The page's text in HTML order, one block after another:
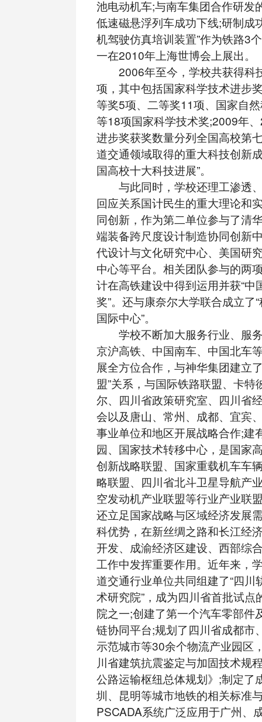
池电动机车;与南车集团合作研发
低速磁悬浮列车成功下线;研制成
机驾驶仿真培训装置”作为铁路3
一在2010年上海世博会上展出。
2006年至今，学校共获得科
项，其中包括国家科学技术进步
等奖5项、二等奖11项、国家自
等18项国家科学技术奖;2009年
进步奖获奖数量分列全国高校第
道交通领域取得的重大科技创新
国高校十大科技进展”。
与此同时，学校还理工渗透
回应关系国计民生的重大理论和
同创新，作为第二单位参与了清
端装备跨尺度设计制造协同创新
代设计与文化研究中心、美国研
中心等平台。相关团队参与的两
计在高铁建设中得到运用并获“中
奖”。还与康奈尔大学联合成立了
国际中心”。
学校不断加大服务行业、服
京沪高铁、中国南车、中国北车
展全方位合作，与神华集团建立
盟”关系，与国际铁路联盟、卡特
尔、四川省政策研究室、四川省
会以及唐山、常州、成都、宜宾
事业单位和地区开展战略合作;建
园、国家技术转移中心，是国家
创新战略联盟、国家重载机车车
略联盟、四川省北斗卫星导航产
空发动机产业联盟等行业产业联
还立足国家战略与区域经济发展
科优势，在新丝绸之路和长江经
开发、成渝经济区建设、西部综
工作中发挥重要作用。近年来，
道交通行业单位共同组建了“四川
术研究院”，成为四川省首批试点
院之一;创建了第一个汽车零部件
链协同平台;规划了四川省成都市
示范城市等30余个物流产业园区
川省建筑抗震鉴定与加固技术规
公路运输枢纽总体规划》;制定了
圳、昆明等城市地铁的相关标准
PSCADA系统广泛应用于广州、